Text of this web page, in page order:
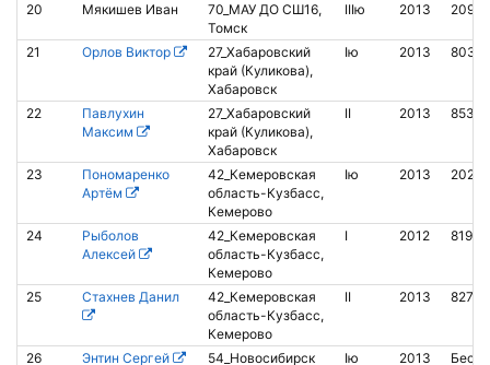
20 Мякишев Иван
70_МАУ ДО СШ16,
Томск
IIIю 2013
21 Орлов Виктор
27_Хабаровский
край (Куликова),
Хабаровск
Iю 2013
22
Павлухин
Максим
27_Хабаровский
край (Куликова),
Хабаровск
II 2013
23
Пономаренко
Артём
42_Кемеровская
область-Кузбасс,
Кемерово
Iю 2013
24
Рыболов
Алексей
42_Кемеровская
область-Кузбасс,
Кемерово
I 2012
25 Стахнев Данил
42_Кемеровская
область-Кузбасс,
Кемерово
II 2013
26 Энтин Сергей 54_Новосибирск Iю 2013